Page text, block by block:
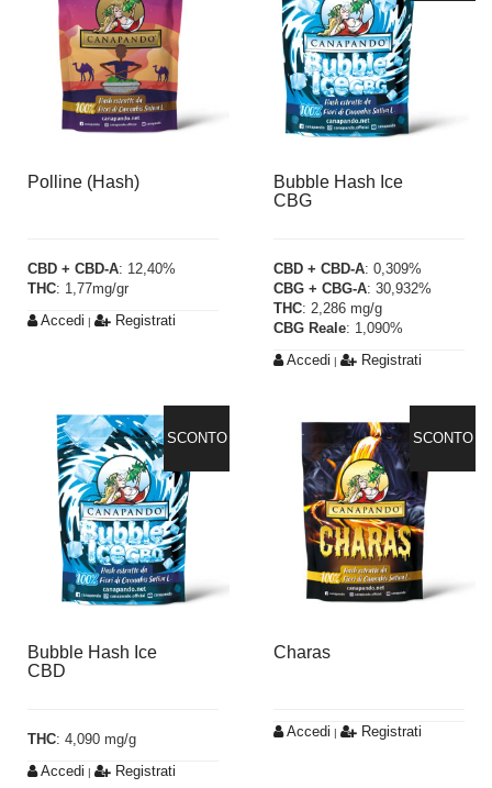
Polline (Hash)
CBD + CBD-A: 12,40%
THC: 1,77mg/gr
Accedi | Registrati
Bubble Hash Ice
CBG
CBD + CBD-A: 0,309%
CBG + CBG-A: 30,932%
THC: 2,286 mg/g
CBG Reale: 1,090%
Accedi | Registrati
SCONTO
Bubble Hash Ice
CBD
THC: 4,090 mg/g
Accedi | Registrati
SCONTO
Charas
Accedi | Registrati